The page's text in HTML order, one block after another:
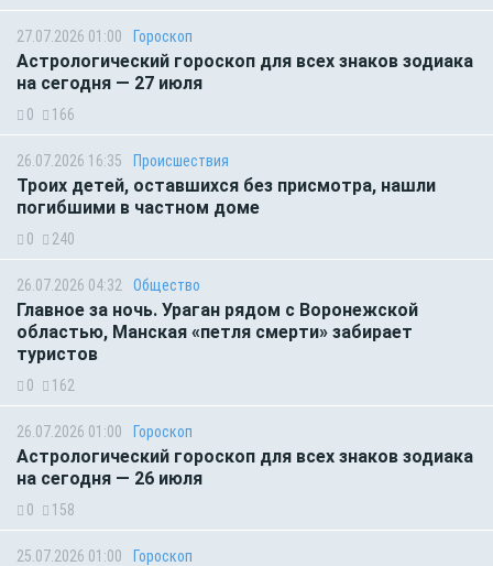
27.07.2026 01:00 Гороскоп
Астрологический гороскоп для всех знаков зодиака
на сегодня — 27 июля
0 166
26.07.2026 16:35 Происшествия
Троих детей, оставшихся без присмотра, нашли
погибшими в частном доме
0 240
26.07.2026 04:32 Общество
Главное за ночь. Ураган рядом с Воронежской
областью, Манская «петля смерти» забирает
туристов
0 162
26.07.2026 01:00 Гороскоп
Астрологический гороскоп для всех знаков зодиака
на сегодня — 26 июля
0 158
25.07.2026 01:00 Гороскоп